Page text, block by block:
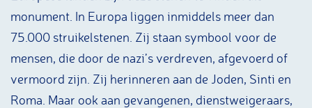
monument. In Europa liggen inmiddels meer dan
75.000 struikelstenen. Zij staan symbool voor de
mensen, die door de nazi’s verdreven, afgevoerd of
vermoord zijn. Zij herinneren aan de Joden, Sinti en
Roma. Maar ook aan gevangenen, dienstweigeraars,